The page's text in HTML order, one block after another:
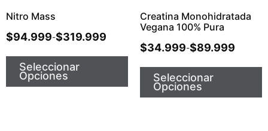
Nitro Mass
$94.999-$319.999
Seleccionar
Opciones
Creatina Monohidratada
Vegana 100% Pura
$34.999-$89.999
Seleccionar
Opciones